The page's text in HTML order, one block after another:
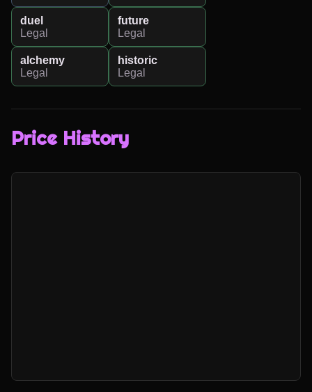
duel
Legal
future
Legal
alchemy
Legal
historic
Legal
Price History